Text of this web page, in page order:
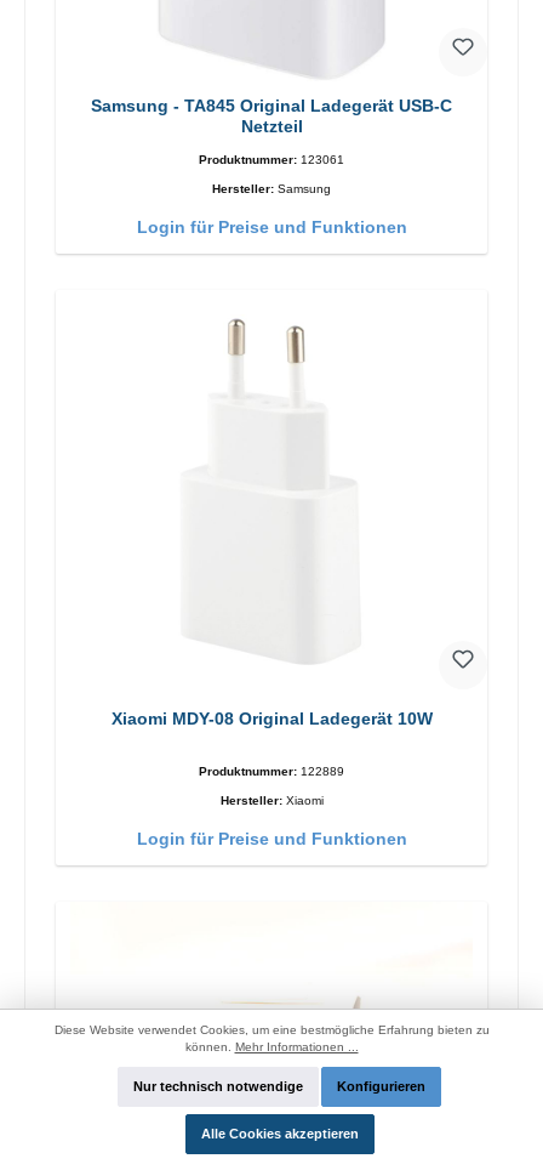
Samsung - TA845 Original Ladegerät USB-C
Netzteil
Produktnummer: 123061
Hersteller: Samsung
Login für Preise und Funktionen
Xiaomi MDY-08 Original Ladegerät 10W
Produktnummer: 122889
Hersteller: Xiaomi
Login für Preise und Funktionen
Diese Website verwendet Cookies, um eine bestmögliche Erfahrung bieten zu
können. Mehr Informationen ...
Nur technisch notwendige Konfigurieren
Alle Cookies akzeptieren